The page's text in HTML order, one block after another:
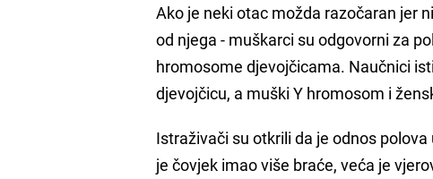
Ako je neki otac možda razočaran jer
od njega - muškarci su odgovorni za
hromosome djevojčicama. Naučnici
djevojčicu, a muški Y hromosom i
Istraživači su otkrili da je odnos
je čovjek imao više braće, veća je